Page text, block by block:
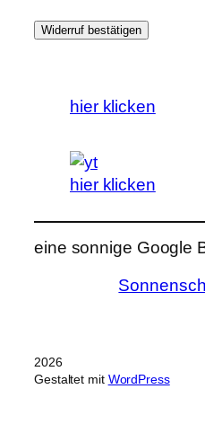
Widerruf bestätigen
hier klicken
hier klicken
eine sonnige Google
2026
Gestaltet mit WordPress